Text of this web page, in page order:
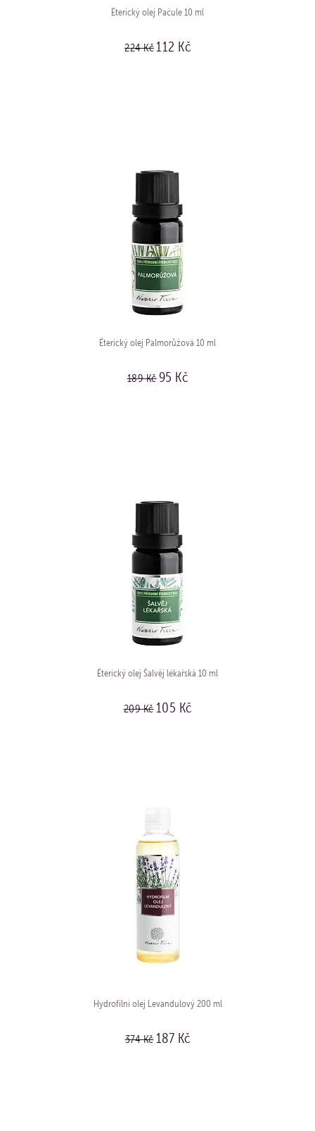
Éterický olej Pačule 10 ml
224 Kč 112 Kč
Éterický olej Palmorůžová 10 ml
189 Kč 95 Kč
Éterický olej Šalvěj lékařská 10 ml
209 Kč 105 Kč
Hydrofilní olej Levandulový 200 ml
374 Kč 187 Kč